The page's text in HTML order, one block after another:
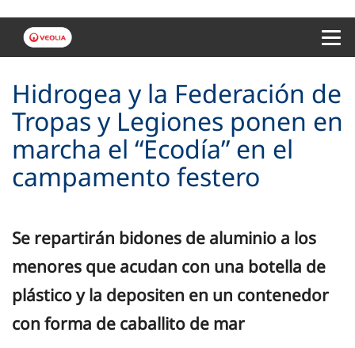
Hidrogea y la Federación de
Tropas y Legiones ponen en
marcha el “Ecodía” en el
campamento festero
Se repartirán bidones de aluminio a los
menores que acudan con una botella de
plástico y la depositen en un contenedor
con forma de caballito de mar